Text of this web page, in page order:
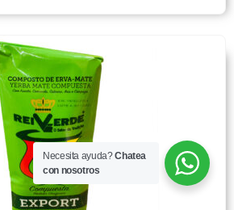
Necesita ayuda?Chatea
con nosotros